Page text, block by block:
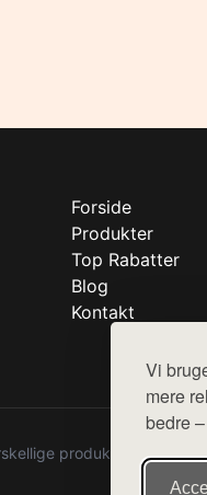
Vi
mere
bedre
Forside
Produkter
Top Rabatter
Blog
Kontakt
produkter fra